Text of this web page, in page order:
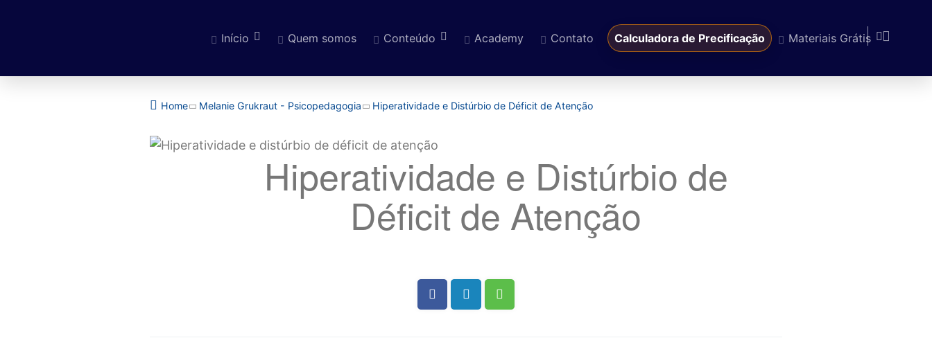
Pular para o conteúdo
Início Quem somos Conteúdo Academy Contato Calculadora de Precificação Materiais Grátis
Home Melanie Grukraut - Psicopedagogia Hiperatividade e Distúrbio de Déficit de Atenção
Hiperatividade e Distúrbio de
Déficit de Atenção